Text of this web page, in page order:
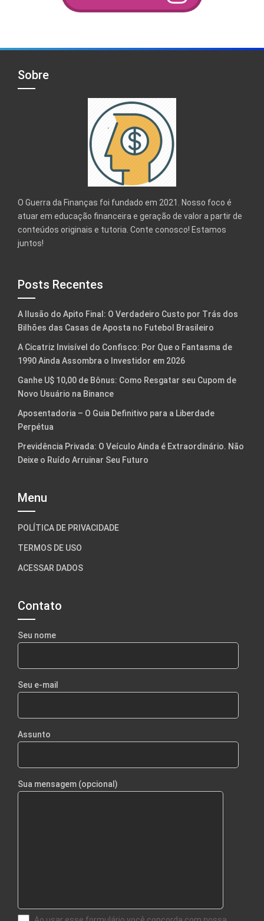
Sobre
O Guerra da Finanças foi fundado em 2021. Nosso foco é
atuar em educação financeira e geração de valor a partir de
conteúdos originais e tutoria. Conte conosco! Estamos
juntos!
Posts Recentes
A Ilusão do Apito Final: O Verdadeiro Custo por Trás dos
Bilhões das Casas de Aposta no Futebol Brasileiro
A Cicatriz Invisível do Confisco: Por Que o Fantasma de
1990 Ainda Assombra o Investidor em 2026
Ganhe U$ 10,00 de Bônus: Como Resgatar seu Cupom de
Novo Usuário na Binance
Aposentadoria – O Guia Definitivo para a Liberdade
Perpétua
Previdência Privada: O Veículo Ainda é Extraordinário. Não
Deixe o Ruído Arruinar Seu Futuro
Menu
POLÍTICA DE PRIVACIDADE
TERMOS DE USO
ACESSAR DADOS
Contato
Seu nome
Seu e-mail
Assunto
Sua mensagem (opcional)